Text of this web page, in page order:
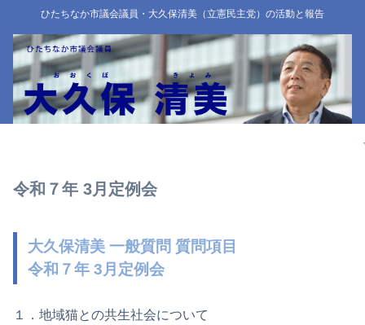
ひたちなか市議会議員・大久保清美（立憲民主党）の活動と報告
令和７年 3月定例会
大久保清美 一般質問 質問項目
令和７年 3月定例会
１．地域猫との共生社会について